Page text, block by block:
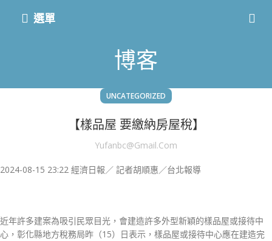
選單
博客
UNCATEGORIZED
【樣品屋 要繳納房屋稅】
Yufanbc@gmail.com
2024-08-15 23:22 經濟日報／ 記者胡順惠／台北報導
近年許多建案為吸引民眾目光，會建造許多外型新穎的樣品屋或接待中
心，彰化縣地方稅務局昨（15）日表示，樣品屋或接待中心應在建造完